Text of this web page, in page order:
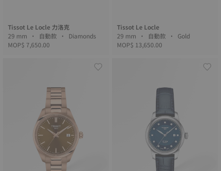
Tissot Le Locle 力洛克
29 mm • 自動款 • Diamonds
MOP$ 7,650.00
Tissot Le Locle
29 mm • 自動款 • Gold
MOP$ 13,650.00